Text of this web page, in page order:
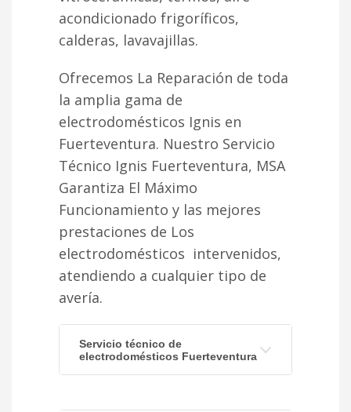
acondicionado frigoríficos,
calderas, lavavajillas.
Ofrecemos La Reparación de toda
la amplia gama de
electrodomésticos Ignis en
Fuerteventura. Nuestro Servicio
Técnico Ignis Fuerteventura, MSA
Garantiza El Máximo
Funcionamiento y las mejores
prestaciones de Los
electrodomésticos intervenidos,
atendiendo a cualquier tipo de
avería.
Servicio técnico de
electrodomésticos Fuerteventura